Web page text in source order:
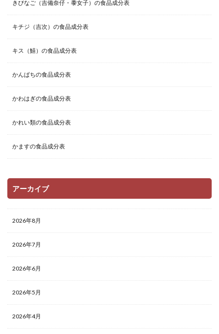
きびなご（吉備奈仔・黍女子）の食品成分表
キチジ（吉次）の食品成分表
キス（鱚）の食品成分表
かんぱちの食品成分表
かわはぎの食品成分表
かれい類の食品成分表
かますの食品成分表
アーカイブ
2026年8月
2026年7月
2026年6月
2026年5月
2026年4月